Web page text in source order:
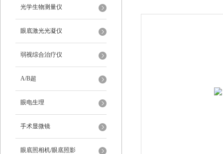
光学生物测量仪
眼底激光光凝仪
弱视综合治疗仪
A/B超
眼电生理
手术显微镜
眼底照相机/眼底照影